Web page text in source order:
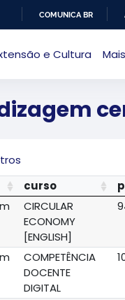
PARA
COMUNICA BR
e Cultura Mais
curso
CIRCULAR
ECONOMY
[ENGLISH]
COMPETÊNCIA
DOCENTE
DIGITAL